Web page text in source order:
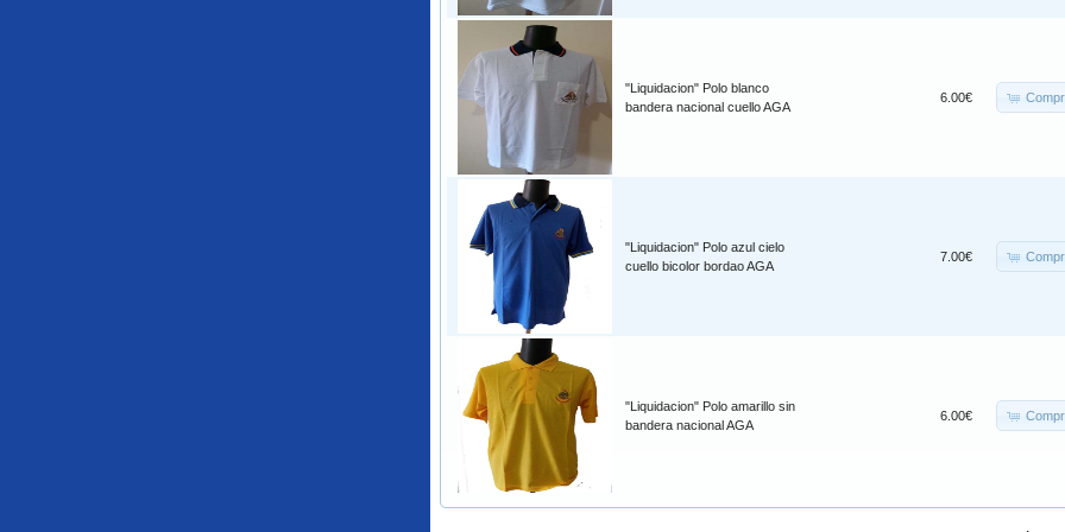
"Liquidacion" Polo blanco
bandera nacional cuello AGA
6.00€
"Liquidacion" Polo azul cielo
cuello bicolor bordao AGA
7.00€
"Liquidacion" Polo amarillo sin
bandera nacional AGA
6.00€